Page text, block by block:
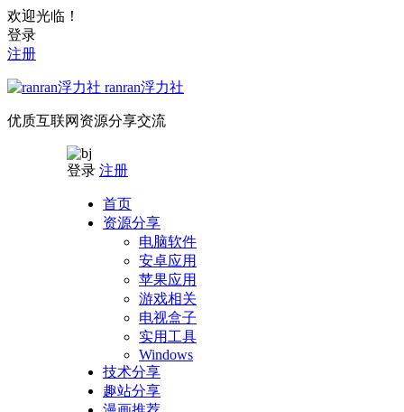
欢迎光临！
登录
注册
ranran浮力社
优质互联网资源分享交流
登录 注册
首页
资源分享
电脑软件
安卓应用
苹果应用
游戏相关
电视盒子
实用工具
Windows
技术分享
趣站分享